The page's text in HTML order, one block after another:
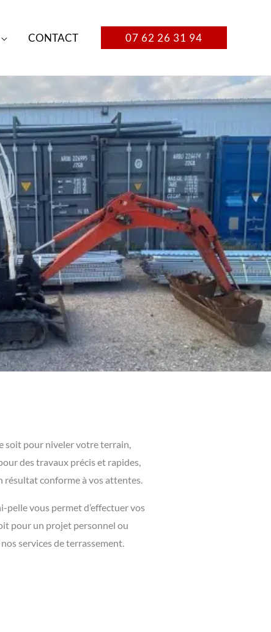
CONTACT 07 62 26 31 94
soit pour niveler votre terrain,
des travaux précis et rapides,
résultat conforme à vos attentes.
vous permet d’effectuer vos
pour un projet personnel ou
services de terrassement.